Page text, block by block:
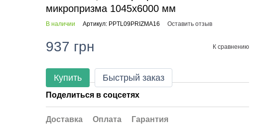
микропризма 1045x6000 мм
В наличии Артикул: PPTL09PRIZMA16 Оставить отзыв
937 грн К сравнению
Купить Быстрый заказ
Поделиться в соцсетях
Доставка Оплата Гарантия